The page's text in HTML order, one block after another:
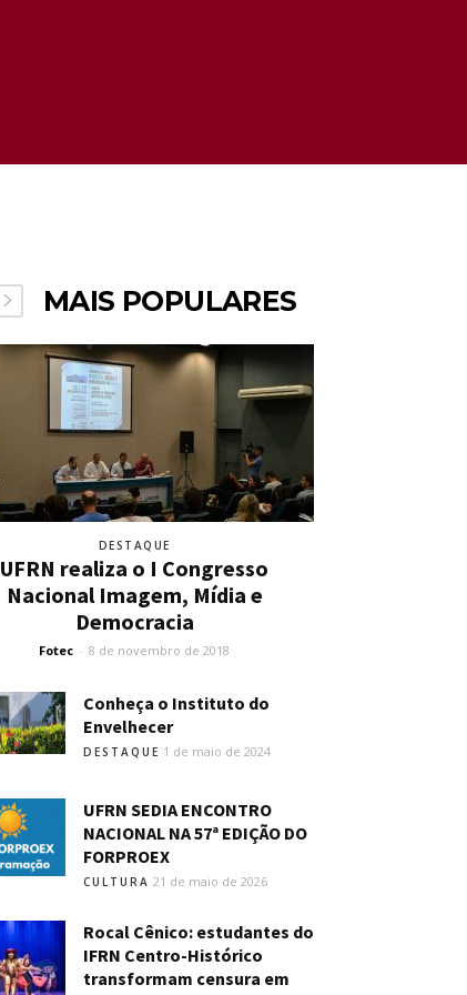
MAIS POPULARES
DESTAQUE
UFRN realiza o I Congresso
Nacional Imagem, Mídia e
Democracia
Fotec - 8 de novembro de 2018
Conheça o Instituto do
Envelhecer
DESTAQUE 1 de maio de 2024
UFRN SEDIA ENCONTRO
NACIONAL NA 57ª EDIÇÃO DO
FORPROEX
CULTURA 21 de maio de 2026
Rocal Cênico: estudantes do
IFRN Centro-Histórico
transformam censura em